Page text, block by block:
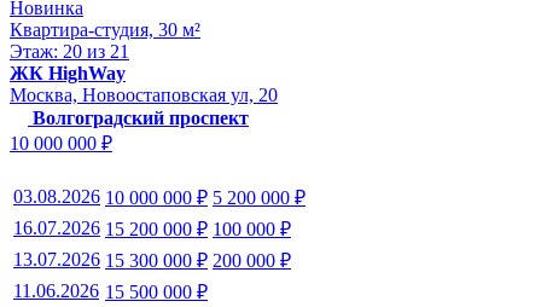
Новинка
Квартира-студия, 30 м²
Этаж: 20 из 21
ЖК HighWay
Москва, Новоостаповская ул, 20
Волгоградский проспект
10 000 000 ₽
03.08.2026 10 000 000 ₽ 5 200 000 ₽
16.07.2026 15 200 000 ₽ 100 000 ₽
13.07.2026 15 300 000 ₽ 200 000 ₽
11.06.2026 15 500 000 ₽